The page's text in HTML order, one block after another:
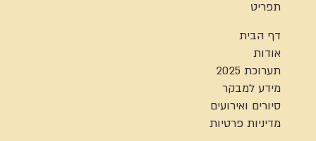
תפריט
דף הבית
אודות
תערוכת 2025
מידע למבקר
סיורים ואירועים
מדיניות פרטיות